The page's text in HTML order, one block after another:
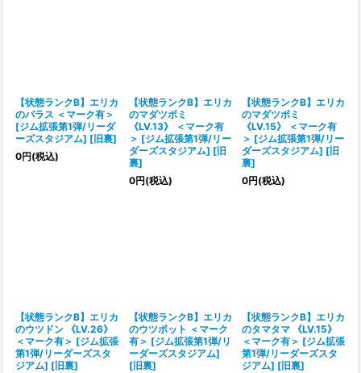
【状態ランクB】エリカ
のパラス ＜マーク有＞
[ジム拡張第1弾/リーダ
ーズスタジアム] [旧裏]
0円(税込)
【状態ランクB】エリカ
のマダツボミ
《LV.13》 ＜マーク有
＞ [ジム拡張第1弾/リー
ダーズスタジアム] [旧
裏]
0円(税込)
【状態ランクB】エリカ
のマダツボミ
《LV.15》 ＜マーク有
＞ [ジム拡張第1弾/リー
ダーズスタジアム] [旧
裏]
0円(税込)
【状態ランクB】エリカ
のウツドン 《LV.26》
＜マーク有＞ [ジム拡張
第1弾/リーダーズスタ
ジアム] [旧裏]
【状態ランクB】エリカ
のウツボット ＜マーク
有＞ [ジム拡張第1弾/リ
ーダーズスタジアム]
[旧裏]
【状態ランクB】エリカ
のタマタマ 《LV.15》
＜マーク有＞ [ジム拡張
第1弾/リーダーズスタ
ジアム] [旧裏]